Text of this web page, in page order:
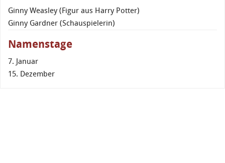
Ginny Weasley (Figur aus Harry Potter)
Ginny Gardner (Schauspielerin)
Namenstage
7. Januar
15. Dezember